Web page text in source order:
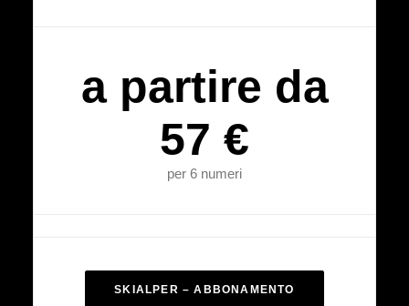
a partire da
57 €
per 6 numeri
SKIALPER – ABBONAMENTO